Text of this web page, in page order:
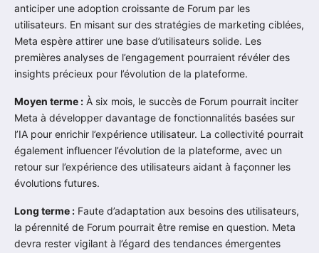
anticiper une adoption croissante de Forum par les
utilisateurs. En misant sur des stratégies de marketing ciblées,
Meta espère attirer une base d’utilisateurs solide. Les
premières analyses de l’engagement pourraient révéler des
insights précieux pour l’évolution de la plateforme.
Moyen terme : À six mois, le succès de Forum pourrait inciter
Meta à développer davantage de fonctionnalités basées sur
l’IA pour enrichir l’expérience utilisateur. La collectivité pourrait
également influencer l’évolution de la plateforme, avec un
retour sur l’expérience des utilisateurs aidant à façonner les
évolutions futures.
Long terme : Faute d’adaptation aux besoins des utilisateurs,
la pérennité de Forum pourrait être remise en question. Meta
devra rester vigilant à l’égard des tendances émergentes